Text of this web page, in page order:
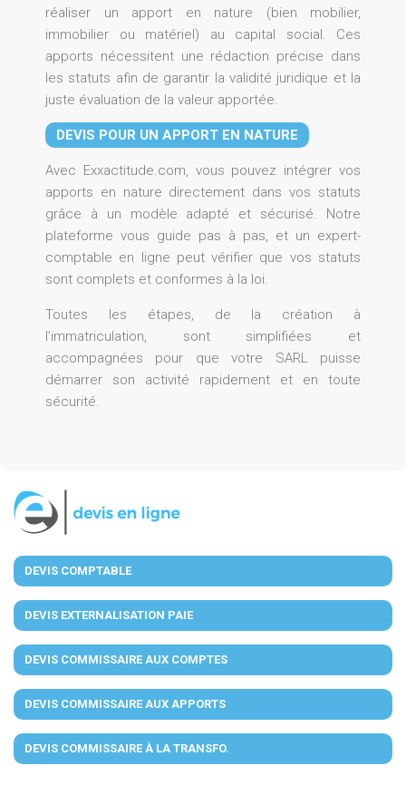
réaliser un apport en nature (bien mobilier,
immobilier ou matériel) au capital social. Ces
apports nécessitent une rédaction précise dans
les statuts afin de garantir la validité juridique et la
juste évaluation de la valeur apportée.
DEVIS POUR UN APPORT EN NATURE
Avec Exxactitude.com, vous pouvez intégrer vos
apports en nature directement dans vos statuts
grâce à un modèle adapté et sécurisé. Notre
plateforme vous guide pas à pas, et un expert-
comptable en ligne peut vérifier que vos statuts
sont complets et conformes à la loi.
Toutes les étapes, de la création à
l’immatriculation, sont simplifiées et
accompagnées pour que votre SARL puisse
démarrer son activité rapidement et en toute
sécurité.
DEVIS COMPTABLE
DEVIS EXTERNALISATION PAIE
DEVIS COMMISSAIRE AUX COMPTES
DEVIS COMMISSAIRE AUX APPORTS
DEVIS COMMISSAIRE À LA TRANSFO.